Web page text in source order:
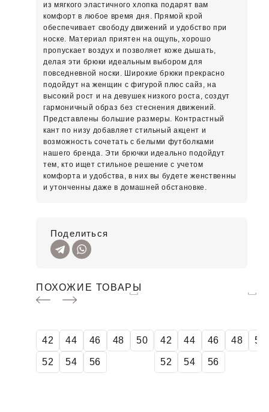
из мягкого эластичного хлопка подарят вам
комфорт в любое время дня. Прямой крой
обеспечивает свободу движений и удобство при
носке. Материал приятен на ощупь, хорошо
пропускает воздух и позволяет коже дышать,
делая эти брюки идеальным выбором для
повседневной носки. Широкие брюки прекрасно
подойдут на женщин с фигурой плюс сайз, на
высокий рост и на девушек низкого роста, создут
гармоничный образ без стеснения движений.
Представлены большие размеры. Контрастный
кант по низу добавляет стильный акцент и
возможность сочетать с белыми футболками
нашего бренда. Эти брючки идеально подойдут
тем, кто ищет стильное решение с учетом
комфорта и удобства, в них вы будете женственны
и утонченны даже в домашней обстановке.
Поделиться
ПОХОЖИЕ ТОВАРЫ
42 44 46 48 50
52 54 56
42 44 46 48 50
52 54 56